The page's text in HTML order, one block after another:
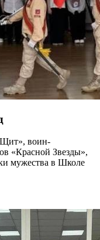
Щит», воин-
«Красной Звезды»,
мужества в Школе